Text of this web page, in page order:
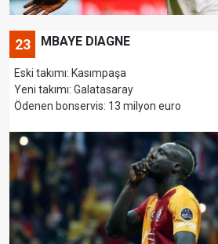
23 MBAYE DIAGNE
Eski takımı: Kasımpaşa
Yeni takımı: Galatasaray
Ödenen bonservis: 13 milyon euro